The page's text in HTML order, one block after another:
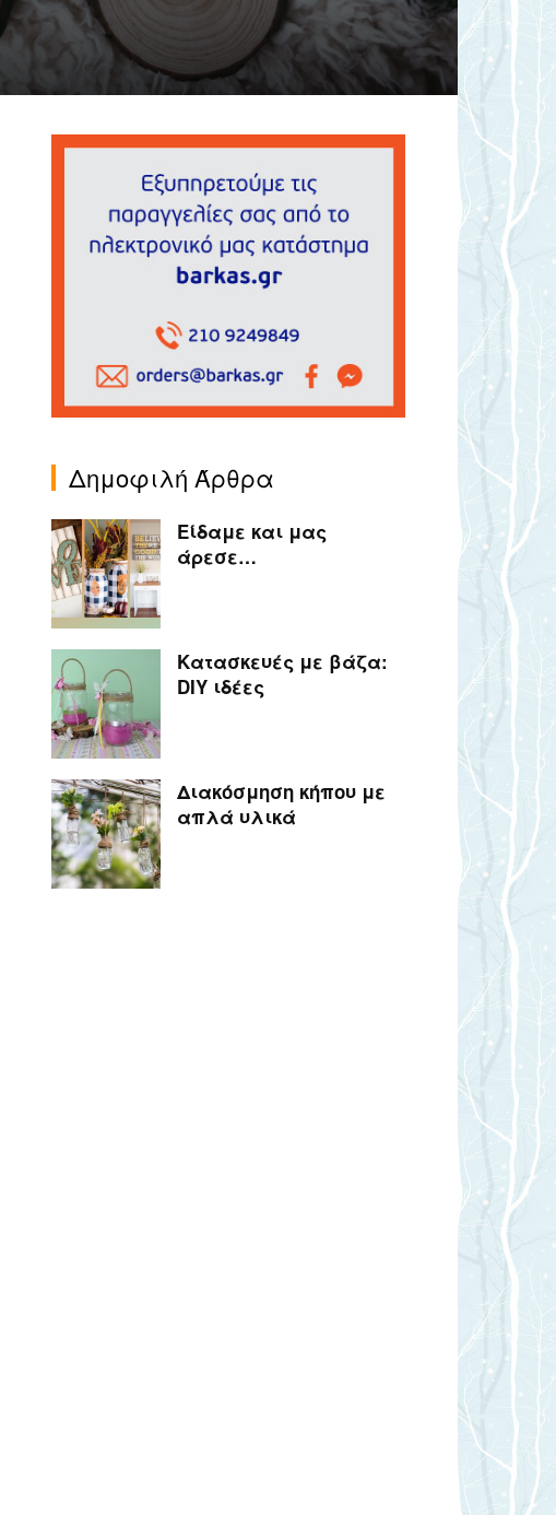
Δημοφιλή Άρθρα
Είδαμε και μας
άρεσε…
Κατασκευές με βάζα:
DIY ιδέες
Διακόσμηση κήπου με
απλά υλικά